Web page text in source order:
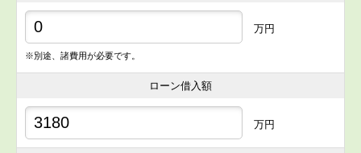
万円
※別途、諸費用が必要です。
ローン借入額
万円